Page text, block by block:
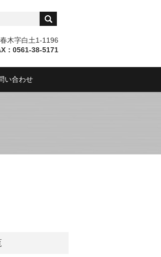
木字白土1-1196
：0561-38-5171
い合わせ